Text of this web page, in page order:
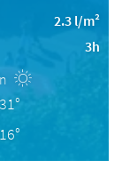
2.3 l/m²
3h
31°
16°